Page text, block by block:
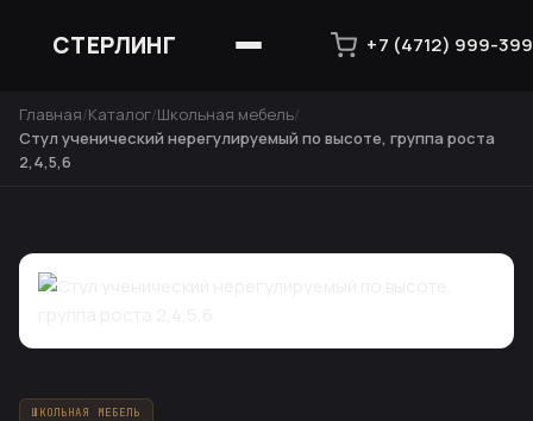
СТЕРЛИНГ +7 (4712) 999-399
Главная Каталог Школьная мебель
Стул ученический нерегулируемый по высоте, группа роста
2,4,5,6
ШКОЛЬНАЯ МЕБЕЛЬ